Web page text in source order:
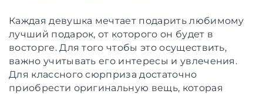
Каждая девушка мечтает подарить любимому
лучший подарок, от которого он будет в
восторге. Для того чтобы это осуществить,
важно учитывать его интересы и увлечения.
Для классного сюрприза достаточно
приобрести оригинальную вещь, которая